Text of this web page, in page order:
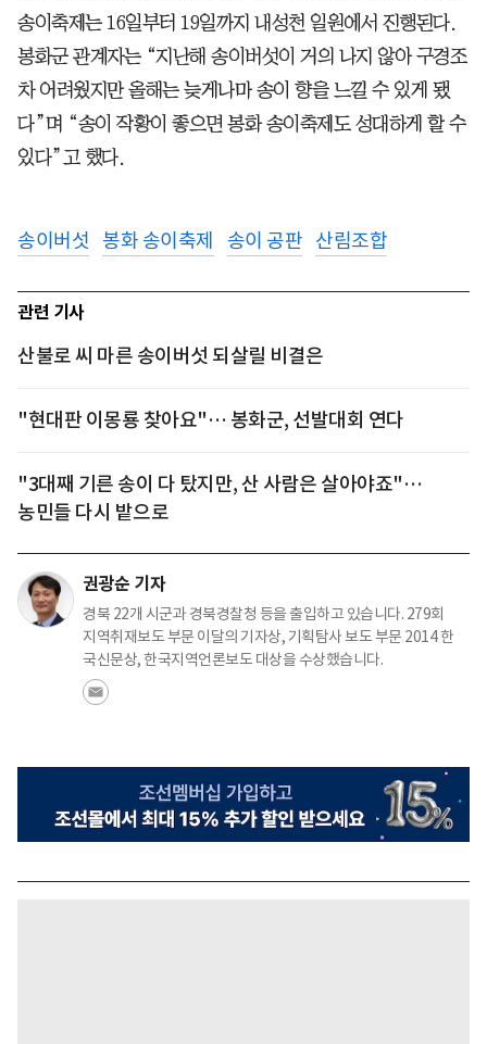
송이축제는 16일부터 19일까지 내성천 일원에서 진행된다.
봉화군 관계자는 “지난해 송이버섯이 거의 나지 않아 구경조
차 어려웠지만 올해는 늦게나마 송이 향을 느낄 수 있게 됐
다”며 “송이 작황이 좋으면 봉화 송이축제도 성대하게 할 수
있다”고 했다.
송이버섯 봉화 송이축제 송이 공판 산림조합
관련 기사
산불로 씨 마른 송이버섯 되살릴 비결은
"현대판 이몽룡 찾아요"… 봉화군, 선발대회 연다
"3대째 기른 송이 다 탔지만, 산 사람은 살아야죠"…
농민들 다시 밭으로
권광순 기자
경북 22개 시군과 경북경찰청 등을 출입하고 있습니다. 279회
지역취재보도 부문 이달의 기자상, 기획탐사 보도 부문 2014 한
국신문상, 한국지역언론보도 대상을 수상했습니다.